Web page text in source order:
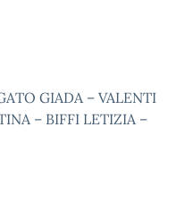
GIADA – VALENTI
– BIFFI LETIZIA –